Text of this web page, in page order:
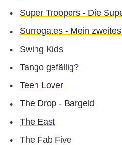
Super Troopers - Die
Surrogates - Mein
Swing Kids
Tango gefällig?
Teen Lover
The Drop - Bargeld
The East
The Fab Five